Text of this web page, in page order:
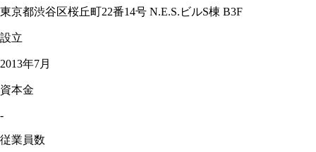
東京都渋谷区桜丘町22番14号 N.E.S.ビルS棟 B3F
設立
2013年7月
資本金
-
従業員数